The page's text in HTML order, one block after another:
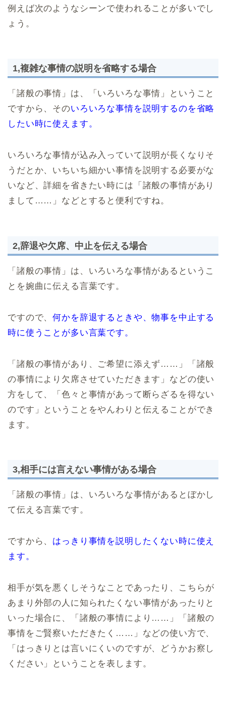
例えば次のようなシーンで使われることが多いでし
ょう。
1,複雑な事情の説明を省略する場合
「諸般の事情」は、「いろいろな事情」ということ
ですから、そのいろいろな事情を説明するのを省略
したい時に使えます。
いろいろな事情が込み入っていて説明が長くなりそ
うだとか、いちいち細かい事情を説明する必要がな
いなど、詳細を省きたい時には「諸般の事情があり
まして……」などとすると便利ですね。
2,辞退や欠席、中止を伝える場合
「諸般の事情」は、いろいろな事情があるというこ
とを婉曲に伝える言葉です。
ですので、何かを辞退するときや、物事を中止する
時に使うことが多い言葉です。
「諸般の事情があり、ご希望に添えず……」「諸般
の事情により欠席させていただきます」などの使い
方をして、「色々と事情があって断らざるを得ない
のです」ということをやんわりと伝えることができ
ます。
3,相手には言えない事情がある場合
「諸般の事情」は、いろいろな事情があるとぼかし
て伝える言葉です。
ですから、 はっきり事情を説明したくない時に使え
ます。
相手が気を悪くしそうなことであったり、こちらが
あまり外部の人に知られたくない事情があったりと
いった場合に、「諸般の事情により……」「諸般の
事情をご賢察いただきたく……」などの使い方で、
「はっきりとは言いにくいのですが、どうかお察し
ください」ということを表します。